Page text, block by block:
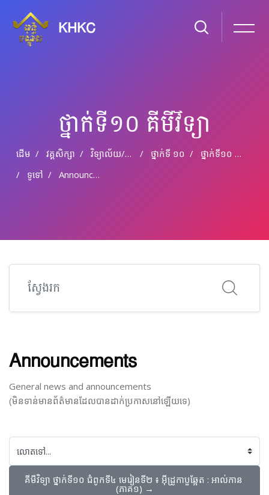
KHKC
ថ្នាក់ទី១០ គីមីវិទ្យា
ដើម វគ្គសិក្សា វិទ្យាល័យ​/​មធ្យម​សិក្សា​ទុតិយភូមិ ថ្នាក់​ទី ១០
ថ្នាក់ទី១០ គីមីវិទ្យា
ទូទៅ
Announcements
Announcements
General news and announcements
(មិនទាន់មានព័ត៌មានដែលបានដាក់ប្រកាសនៅឡើយទេ)
លោតទៅ...
គីមីវិទ្យា ​ថ្នាក់ទី១០​ ជំពូក​ទី៤​ មេរៀន​ទី​២​ ៖ អ៊ីដ្រូកាបួឆ្អែត : អាល់កាន ​
(ភាគ១) →